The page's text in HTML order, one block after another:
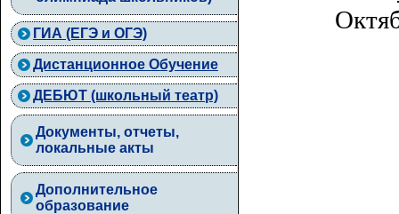
ГИА (ЕГЭ и ОГЭ)
Дистанционное Обучение
ДЕБЮТ (школьный театр)
Документы, отчеты,
локальные акты
Дополнительное
образование